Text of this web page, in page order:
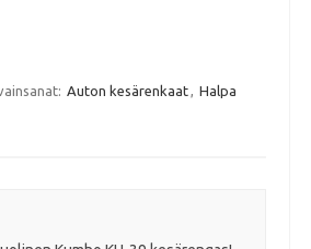
Auton kesärenkaat, Halpa